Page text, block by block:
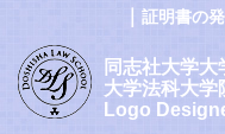
証明書の
同志社大学
大学法科大学
Logo